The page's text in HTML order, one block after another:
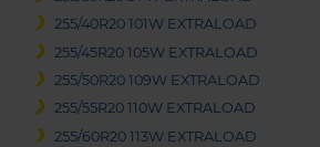
255/40R20 101W EXTRALOAD
255/45R20 105W EXTRALOAD
255/50R20 109W EXTRALOAD
255/55R20 110W EXTRALOAD
255/60R20 113W EXTRALOAD